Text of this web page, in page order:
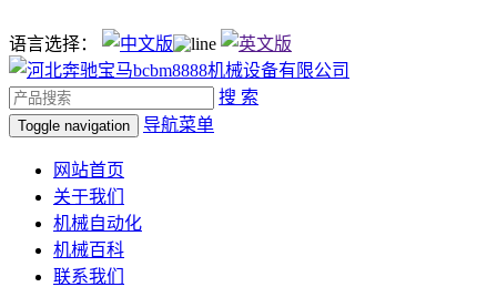
语言选择：
搜 索
Toggle navigation 导航菜单
网站首页
关于我们
机械自动化
机械百科
联系我们